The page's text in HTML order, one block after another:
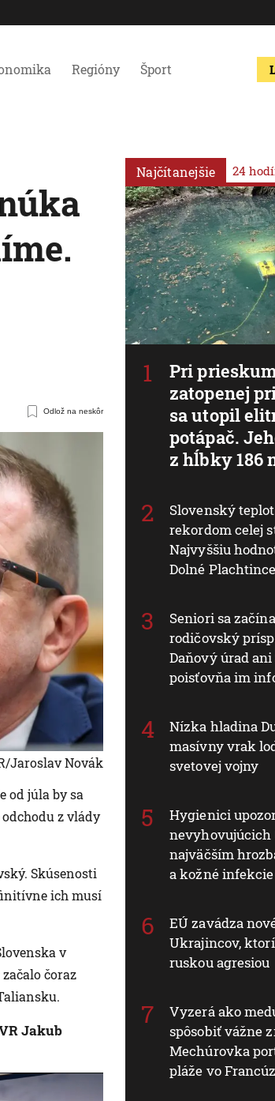
Regióny Šport
Odlož na neskôr
Jaroslav Novák
od júla by sa
z vlády
Skúsenosti
ich musí
v
čoraz
Jakub
Najčítanejšie 24
Pri
zatopenej
sa utopil
potápač.
z hĺbky 186
Slovenský
rekordom celej
Najvyššiu
Dolné Plachtince
Seniori sa
rodičovský
Daňový úrad
poisťovňa im
Nízka hladina
masívny vrak
svetovej vojny
Hygienici
nevyhovujúcich
najväčším
a kožné infekcie
EÚ zavádza
Ukrajincov,
ruskou agresiou
Vyzerá ako
spôsobiť vážne
Mechúrovka
pláže vo